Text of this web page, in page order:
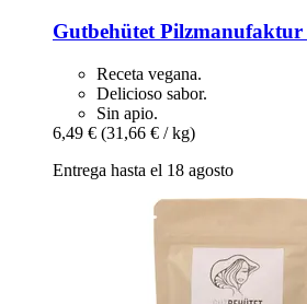
Gutbehütet Pilzmanufaktur
Receta vegana.
Delicioso sabor.
Sin apio.
6,49 € (31,66 € / kg)
Entrega hasta el 18 agosto